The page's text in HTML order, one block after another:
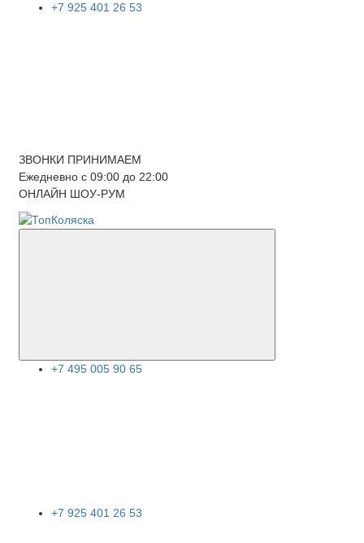
+7 925 401 26 53
ЗВОНКИ ПРИНИМАЕМ
Ежедневно с 09:00 до 22:00
ОНЛАЙН ШОУ-РУМ
+7 495 005 90 65
+7 925 401 26 53